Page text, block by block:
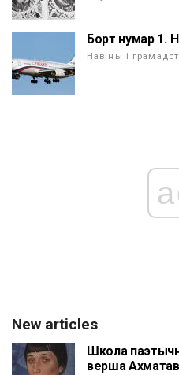
Борт нумар 1.
Навіны і
New articles
Школа
верша